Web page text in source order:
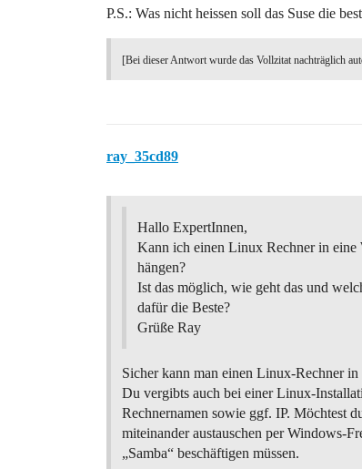
P.S.: Was nicht heissen soll das Suse die
[Bei dieser Antwort wurde das Vollzitat nachträglich
ray_35cd89
Hallo ExpertInnen,
Kann ich einen Linux Rechner in
hängen?
Ist das möglich, wie geht das und
dafür die Beste?
Grüße Ray
Sicher kann man einen Linux-Rechner
Du vergibts auch bei einer Linux-
Rechnernamen sowie ggf. IP. Möchtest
miteinander austauschen per Windows-
„Samba“ beschäftigen müssen.